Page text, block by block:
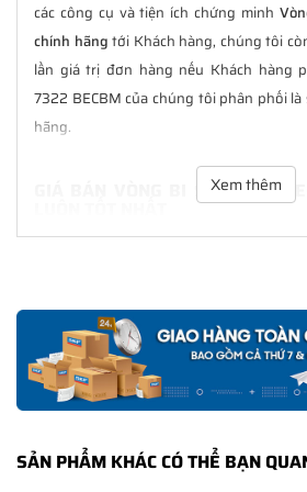
các công cụ và tiện ích chứng minh
chính hãngtới Khách hàng, chúng tôi
lần giá trị đơn hàng nếu Khách hàng
7322 BECBM của chúng tôi phân phối
hãng.
GIÁ BÁN VÒNG BI SKF 7322
TạiNGOCANH.COMgiá bán Vòng bi SKF
trong suốt quá trình sử dụng các sản
CHẾ ĐỘ BẢO HÀNH VÒNG BI
CHÍNH HÃNG
Tất cả các sản phẩm SKF chính hãng do
phối đều được bảo hành chính hãng
Xem thêm
SẢN PHẨM KHÁC CÓ THỂ BẠN